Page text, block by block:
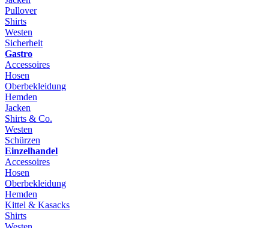
Pullover
Shirts
Westen
Sicherheit
Gastro
Accessoires
Hosen
Oberbekleidung
Hemden
Jacken
Shirts & Co.
Westen
Schürzen
Einzelhandel
Accessoires
Hosen
Oberbekleidung
Hemden
Kittel & Kasacks
Shirts